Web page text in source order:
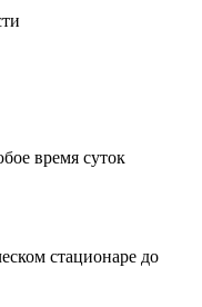
время суток
стационаре до